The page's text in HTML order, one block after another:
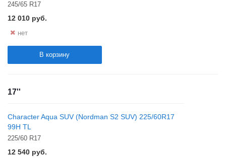
245/65 R17
12 010 руб.
нет
В корзину
17''
Character Aqua SUV (Nordman S2 SUV) 225/60R17
99H TL
225/60 R17
12 540 руб.